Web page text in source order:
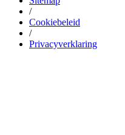
/
Cookiebeleid
/
Privacyverklaring